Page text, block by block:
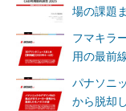
場の課題
フマキラ
用の最前
パナソニ
から脱却